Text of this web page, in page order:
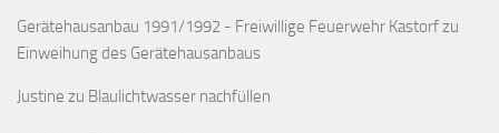
Gerätehausanbau 1991/1992 - Freiwillige Feuerwehr Kastorfzu
Einweihung des Gerätehausanbaus
Justine zu Blaulichtwasser nachfüllen